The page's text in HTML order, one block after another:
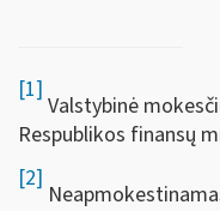
[1]
Valstybinė
Respublikos finansų
[2]